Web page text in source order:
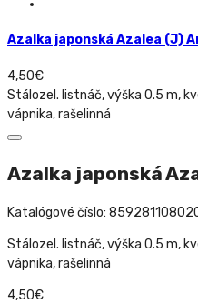
Azalka japonská Azalea (J)
4,50€
Stálozel. listnáč, výška 0.5 m,
vápnika, rašelinná
Azalka japonská
Katalógové číslo:
Stálozel. listnáč, výška 0.5 m,
vápnika, rašelinná
4,50€